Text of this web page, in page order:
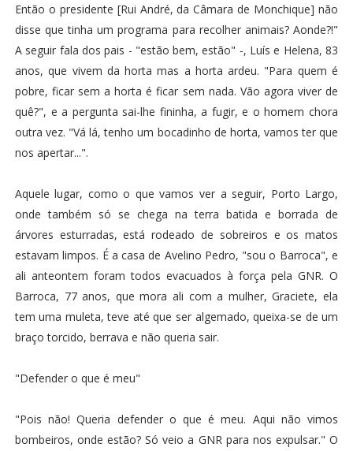
Então o presidente [Rui André, da Câmara de Monchique] não
disse que tinha um programa para recolher animais? Aonde?!"
A seguir fala dos pais - "estão bem, estão" -, Luís e Helena, 83
anos, que vivem da horta mas a horta ardeu. "Para quem é
pobre, ficar sem a horta é ficar sem nada. Vão agora viver de
quê?", e a pergunta sai-lhe fininha, a fugir, e o homem chora
outra vez. "Vá lá, tenho um bocadinho de horta, vamos ter que
nos apertar...".
Aquele lugar, como o que vamos ver a seguir, Porto Largo,
onde também só se chega na terra batida e borrada de
árvores esturradas, está rodeado de sobreiros e os matos
estavam limpos. É a casa de Avelino Pedro, "sou o Barroca", e
ali anteontem foram todos evacuados à força pela GNR. O
Barroca, 77 anos, que mora ali com a mulher, Graciete, ela
tem uma muleta, teve até que ser algemado, queixa-se de um
braço torcido, berrava e não queria sair.
"Defender o que é meu"
"Pois não! Queria defender o que é meu. Aqui não vimos
bombeiros, onde estão? Só veio a GNR para nos expulsar." O